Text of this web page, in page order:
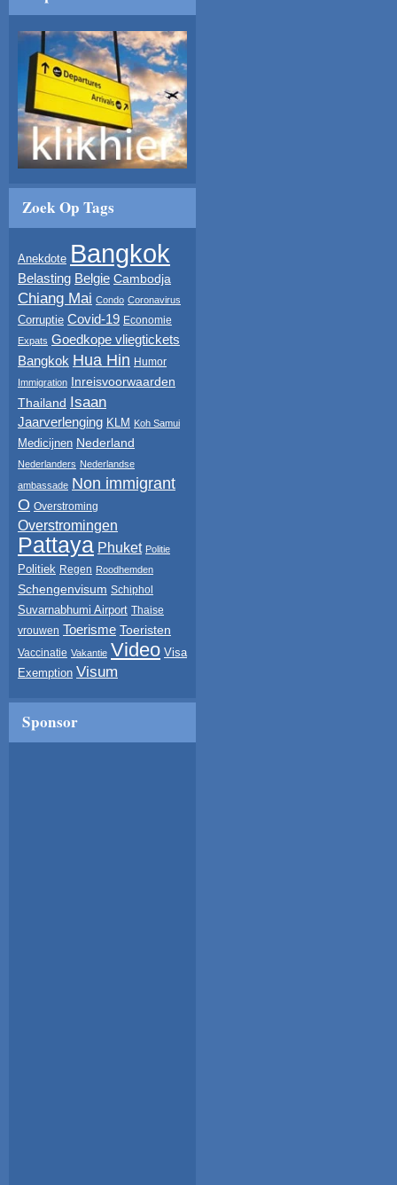
Zoek Op Tags
Anekdote Bangkok
Belasting Belgie Cambodja
Chiang Mai Condo Coronavirus
Corruptie Covid-19 Economie
Expats Goedkope vliegtickets
Bangkok Hua Hin Humor
Immigration Inreisvoorwaarden
Thailand Isaan
Jaarverlenging KLM Koh Samui
Medicijnen Nederland
Nederlanders Nederlandse
ambassade Non immigrant
O Overstroming
Overstromingen
Pattaya Phuket Politie
Politiek Regen Roodhemden
Schengenvisum Schiphol
Suvarnabhumi Airport Thaise
vrouwen Toerisme Toeristen
Vaccinatie Vakantie Video Visa
Exemption Visum
Sponsor